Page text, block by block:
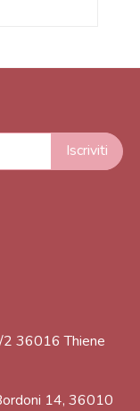
36016 Thiene
14, 36010